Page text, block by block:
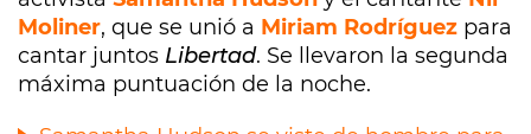
Moliner, que se unió a Miriam Rodríguez para
cantar juntos Libertad. Se llevaron la segunda
máxima puntuación de la noche.